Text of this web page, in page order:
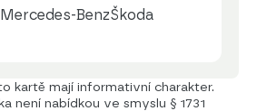
Mercedes-BenzŠkoda
kartě mají informativní charakter.
není nabídkou ve smyslu § 1731